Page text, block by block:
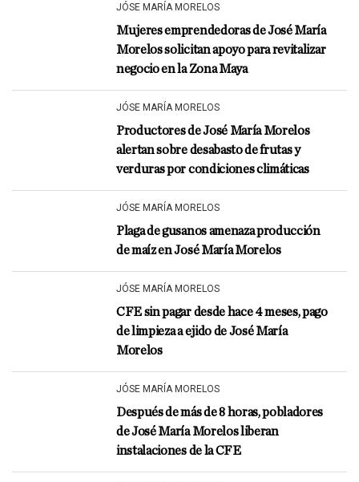
JÓSE MARÍA MORELOS
Mujeres emprendedoras de José María
Morelos solicitan apoyo para revitalizar
negocio en la Zona Maya
JÓSE MARÍA MORELOS
Productores de José María Morelos
alertan sobre desabasto de frutas y
verduras por condiciones climáticas
JÓSE MARÍA MORELOS
Plaga de gusanos amenaza producción
de maíz en José María Morelos
JÓSE MARÍA MORELOS
CFE sin pagar desde hace 4 meses, pago
de limpieza a ejido de José María
Morelos
JÓSE MARÍA MORELOS
Después de más de 8 horas, pobladores
de José María Morelos liberan
instalaciones de la CFE